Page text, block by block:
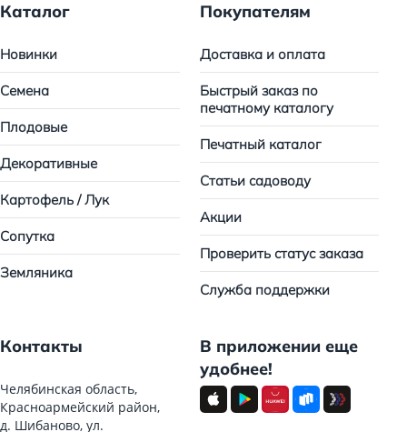
Каталог
Новинки
Семена
Плодовые
Декоративные
Картофель / Лук
Сопутка
Земляника
Покупателям
Доставка и оплата
Быстрый заказ по
печатному каталогу
Печатный каталог
Статьи садоводу
Акции
Проверить статус заказа
Служба поддержки
Контакты
Челябинская область,
Красноармейский район,
д. Шибаново, ул.
В приложении еще
удобнее!